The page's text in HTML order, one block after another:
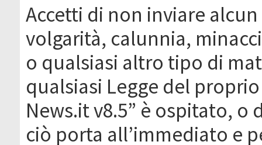
Accetti di non inviare
volgarità, calunnia,
o qualsiasi altro tipo di
qualsiasi Legge del
News.it v8.5” è ospitato, o
ciò porta all’immediato e